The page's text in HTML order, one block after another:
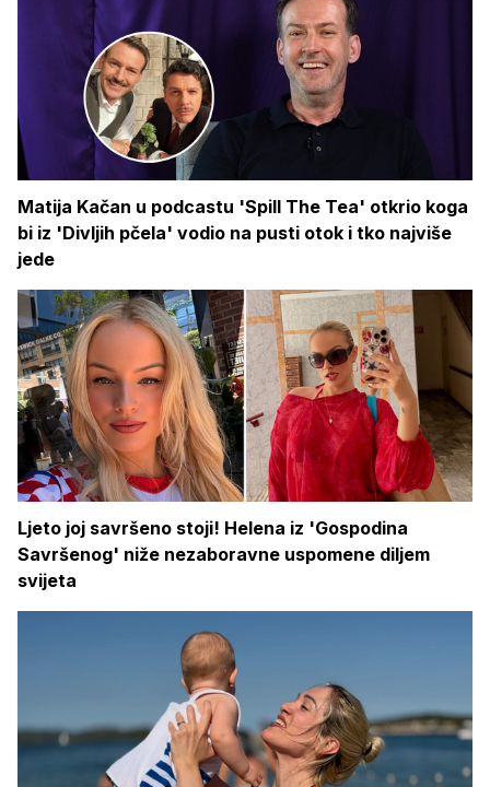
Matija Kačan u podcastu 'Spill The Tea' otkrio koga
bi iz 'Divljih pčela' vodio na pusti otok i tko najviše
jede
Ljeto joj savršeno stoji! Helena iz 'Gospodina
Savršenog' niže nezaboravne uspomene diljem
svijeta